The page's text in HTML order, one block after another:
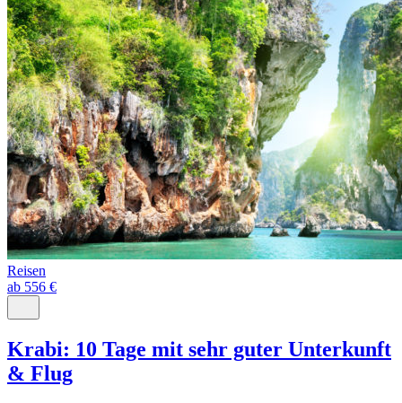
Reisen
ab 556 €
Krabi: 10 Tage mit sehr guter Unterkunft
& Flug